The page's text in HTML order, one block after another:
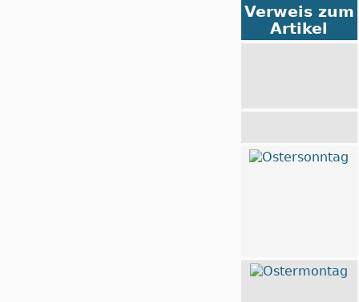
Verweis zum
Artikel